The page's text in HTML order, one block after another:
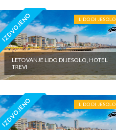
IZDVOJENO LIDO DI JESOLO
LETOVANJE LIDO DI JESOLO, HOTEL
TREVI
IZDVOJENO LIDO DI JESOLO